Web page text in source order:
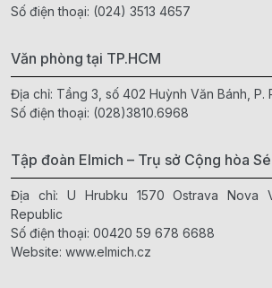
Số điện thoại: (024) 3513 4657
Văn phòng tại TP.HCM
Địa chỉ: Tầng 3, số 402 Huỳnh Văn Bánh, P.
Số điện thoại: (028)3810.6968
Tập đoàn Elmich – Trụ sở Cộng hòa
Địa chỉ: U Hrubku 1570 Ostrava Nova
Republic
Số điện thoại: 00420 59 678 6688
Website: www.elmich.cz